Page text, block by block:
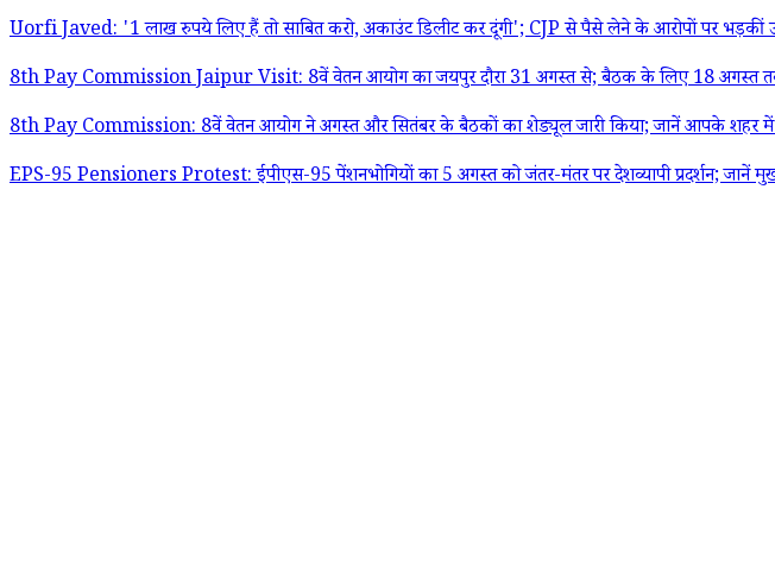
Uorfi Javed: '1 लाख रुपये लिए हैं तो साबित करो, अकाउंट डिलीट कर दूंगी'; CJP से पैसे लेने के आरोपों पर भड़कीं
8th Pay Commission Jaipur Visit: 8वें वेतन आयोग का जयपुर दौरा 31 अगस्त से; बैठक के लिए 18 अगस्त
8th Pay Commission: 8वें वेतन आयोग ने अगस्त और सितंबर के बैठकों का शेड्यूल जारी किया; जानें आपके शहर
EPS-95 Pensioners Protest: ईपीएस-95 पेंशनभोगियों का 5 अगस्त को जंतर-मंतर पर देशव्यापी प्रदर्शन; जानें